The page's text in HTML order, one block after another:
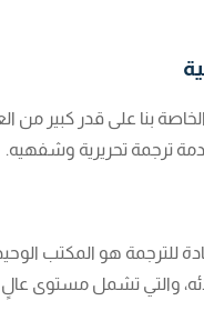
بنا على قدر كبير من
ترجمة تحريرية وشفهيه.
للترجمة هو المكتب
والتي تشمل مستوى عالٍ من